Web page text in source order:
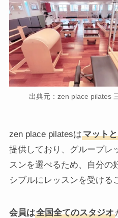
出典元：zen place pilates
zen place pilatesはマット
提供しており、グループレ
スンを選べるため、自分の
シブルにレッスンを受ける
会員は全国全てのスタジオ